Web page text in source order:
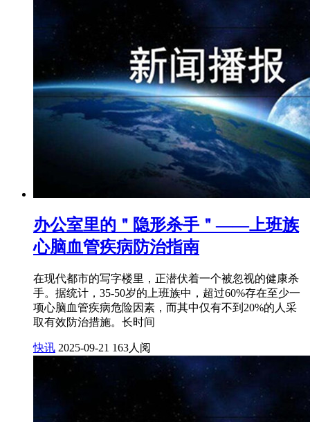
办公室里的＂隐形杀手＂——上班族
心脑血管疾病防治指南
在现代都市的写字楼里，正潜伏着一个被忽视的健康杀
手。据统计，35-50岁的上班族中，超过60%存在至少一
项心脑血管疾病危险因素，而其中仅有不到20%的人采
取有效防治措施。长时间
快讯 2025-09-21 163人阅